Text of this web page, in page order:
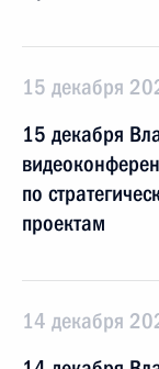
15 декабря
15 декабря
по
проектам
14 декабря